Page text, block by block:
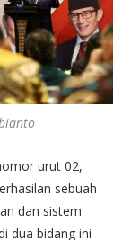
urut 02,
sebuah
dan sistem
dua bidang ini